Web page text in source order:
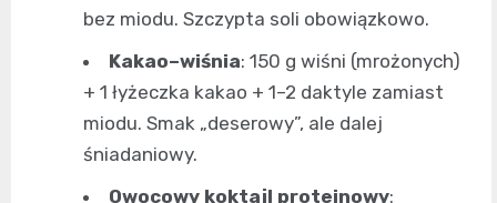
bez miodu. Szczypta soli obowiązkowo.
Kakao–wiśnia: 150 g wiśni (mrożonych)
+ 1 łyżeczka kakao + 1–2 daktyle zamiast
miodu. Smak „deserowy”, ale dalej
śniadaniowy.
Owocowy koktajl proteinowy: